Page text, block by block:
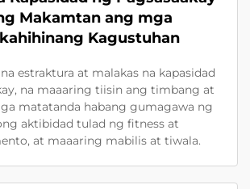
Makamtan ang mga
Kagustuhan
estraktura at malakas na kapasidad
na maaaring tiisin ang timbang at
matatanda habang gumagawa ng
aktibidad tulad ng fitness at
at maaaring mabilis at tiwala.